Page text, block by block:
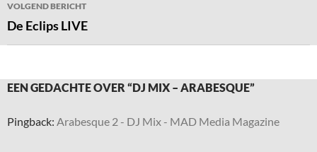
VOLGEND BERICHT
De Eclips LIVE
EEN GEDACHTE OVER “DJ MIX – ARABESQUE”
Pingback: Arabesque 2 - DJ Mix - MAD Media Magazine